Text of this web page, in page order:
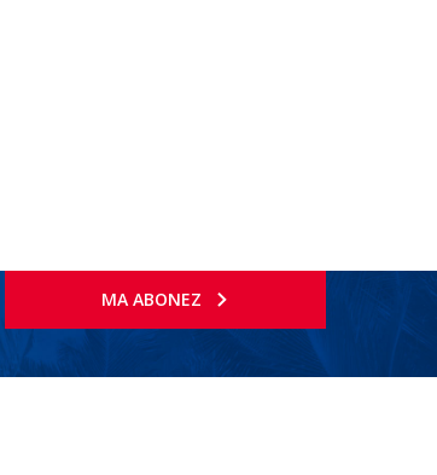
MA ABONEZ